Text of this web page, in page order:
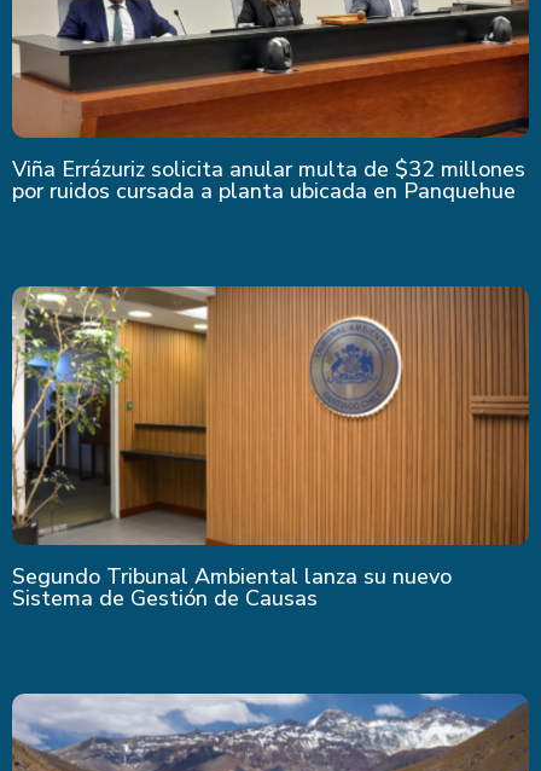
Viña Errázuriz solicita anular multa de $32 millones
por ruidos cursada a planta ubicada en Panquehue
Segundo Tribunal Ambiental lanza su nuevo
Sistema de Gestión de Causas